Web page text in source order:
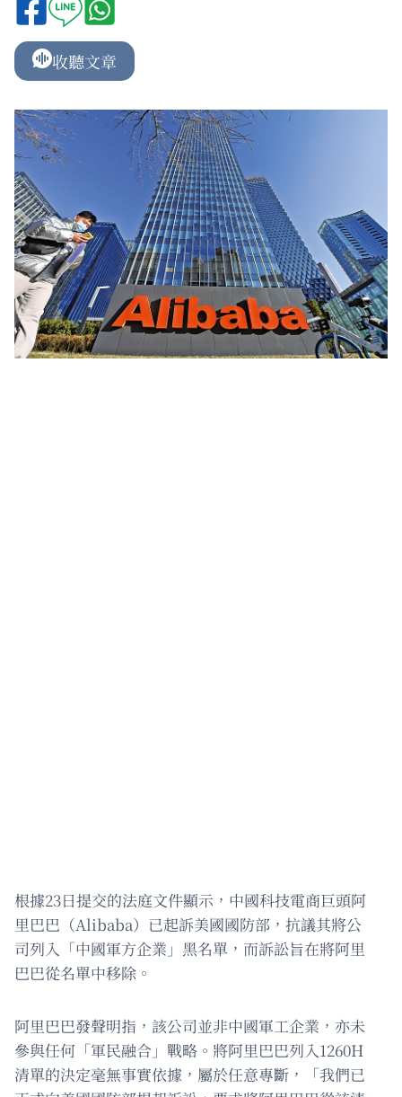
收聽文章
根據23日提交的法庭文件顯示，中國科技電商巨頭阿
里巴巴（Alibaba）已起訴美國國防部，抗議其將公
司列入「中國軍方企業」黑名單，而訴訟旨在將阿里
巴巴從名單中移除。
阿里巴巴發聲明指，該公司並非中國軍工企業，亦未
參與任何「軍民融合」戰略。將阿里巴巴列入1260H
清單的決定毫無事實依據，屬於任意專斷，「我們已